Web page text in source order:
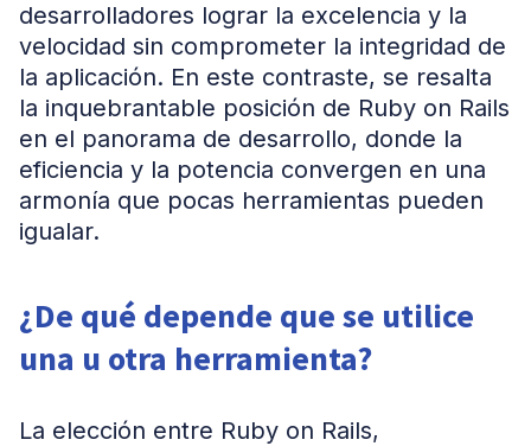
desarrolladores lograr la excelencia y la
velocidad sin comprometer la integridad de
la aplicación. En este contraste, se resalta
la inquebrantable posición de Ruby on Rails
en el panorama de desarrollo, donde la
eficiencia y la potencia convergen en una
armonía que pocas herramientas pueden
igualar.
¿De qué depende que se utilice
una u otra herramienta?
La elección entre Ruby on Rails,